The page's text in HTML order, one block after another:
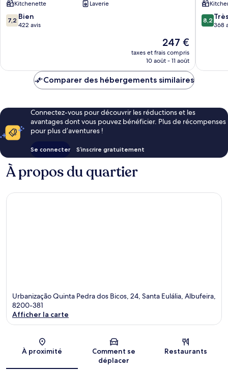
Kitchenette
Laverie
7.2
sur
7,2 Bien
422 avis
Le
nouveau
prix
de
247 €
taxes et frais compris
10 août - 11 août
8.2
sur
8,2
368
Comparer des hébergements similaires
Connectez-vous pour découvrir les réductions et les
avantages dont vous pouvez bénéficier. Plus de récompenses
pour plus d’aventures !
Se connecter S’inscrire gratuitement
À propos du quartier
Urbanização Quinta Pedra dos Bicos, 24, Santa Eulália, Albufeira,
8200-381
Afficher la carte
À proximité
Comment se
déplacer
Restaurants